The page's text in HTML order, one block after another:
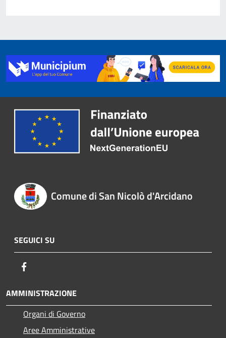
Comune di San Nicolò d'Arcidano
SEGUICI SU
AMMINISTRAZIONE
Organi di Governo
Aree Amministrative